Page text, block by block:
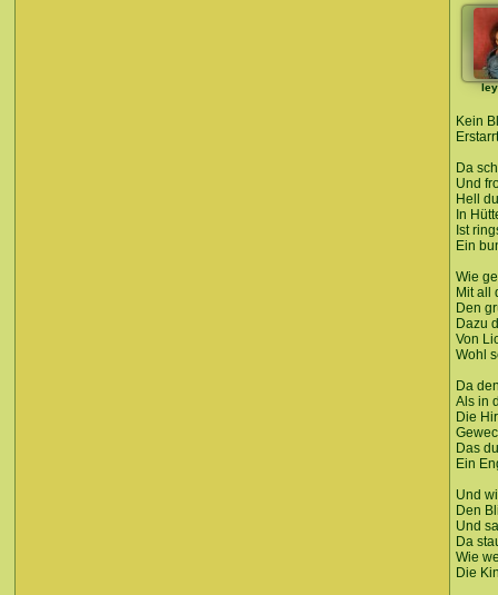
Kein
Da
Und
Hell
In
Ist
Ein
Wie
Mit all
Den
Dazu
Von
Wohl
Da
Als in
Die
Das
Ein
Und
Den
Und
Da
Wie
Die